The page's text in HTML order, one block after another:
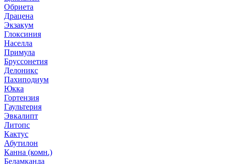
Обриета
Драцена
Экзакум
Глоксиния
Населла
Примула
Бруссонетия
Делоникс
Пахиподиум
Юкка
Гортензия
Гаультерия
Эвкалипт
Литопс
Кактус
Абутилон
Канна (комн.)
Беламканда